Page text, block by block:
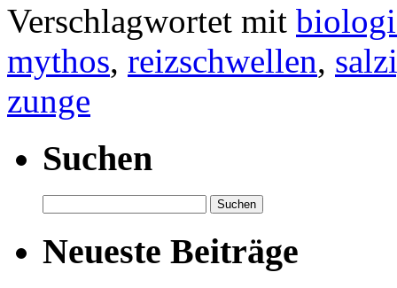
Verschlagwortet mit
mythos, reizschwellen,
zunge
Suchen
nach:
Neueste Beiträge